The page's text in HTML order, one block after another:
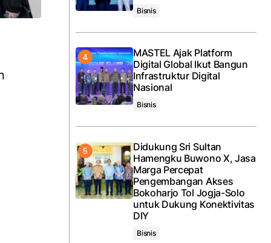
Bisnis
MASTEL Ajak Platform
Digital Global Ikut Bangun
Infrastruktur Digital
Nasional
Bisnis
Didukung Sri Sultan
Hamengku Buwono X, Jasa
Marga Percepat
Pengembangan Akses
Bokoharjo Tol Jogja-Solo
untuk Dukung Konektivitas
DIY
Bisnis